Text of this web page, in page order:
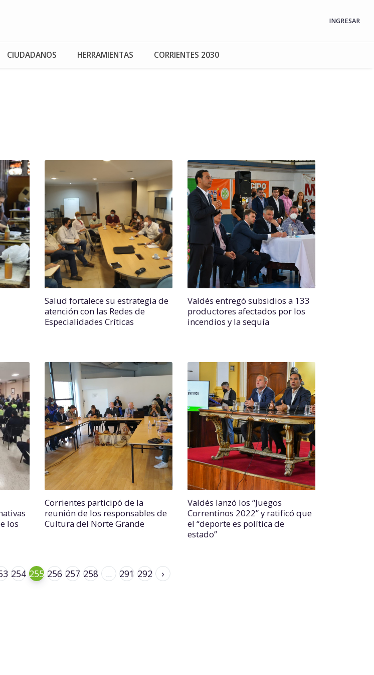
INGRESAR
CIUDADANOS HERRAMIENTAS CORRIENTES 2030
Salud fortalece su estrategia de
atención con las Redes de
Especialidades Críticas
Valdés entregó subsidios a 133
productores afectados por los
incendios y la sequía
los
Corrientes participó de la
reunión de los responsables de
Cultura del Norte Grande
Valdés lanzó los “Juegos
Correntinos 2022” y ratificó que
el “deporte es política de
estado”
254 255 256 257 258 ... 291 292 ›